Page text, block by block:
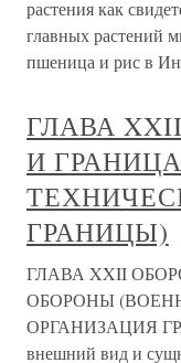
растения как
главных растений
пшеница и рис в
ГЛАВА
И
ГРАНИЦЫ)
ГЛАВА XXII
ОБОРОНЫ
ОРГАНИЗАЦИЯ
внешний вид и